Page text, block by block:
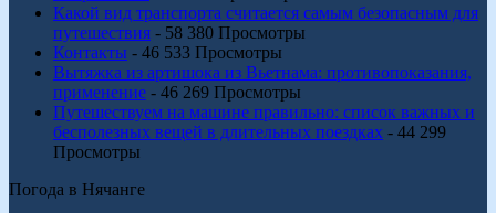
Какой вид транспорта считается самым безопасным для
путешествия - 58 380 Просмотры
Контакты - 46 533 Просмотры
Вытяжка из артишока из Вьетнама: противопоказания,
применение - 46 269 Просмотры
Путешествуем на машине правильно: список важных и
бесполезных вещей в длительных поездках - 44 299
Просмотры
Погода в Нячанге